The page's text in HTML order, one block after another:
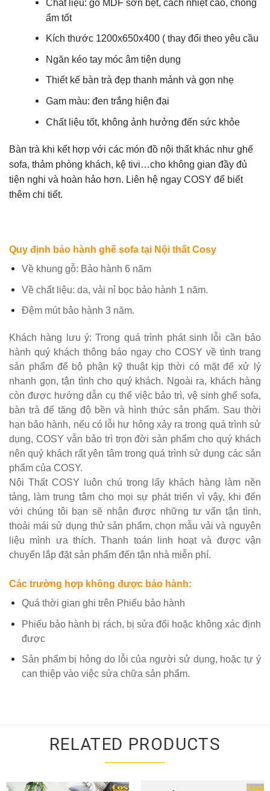
Chất liệu: gỗ MDF sơn bệt, cách nhiệt cao, chống
ẩm tốt
Kích thước 1200x650x400 ( thay đổi theo yêu cầu
Ngăn kéo tay móc âm tiện dụng
Thiết kế bàn trà đẹpthanh mảnh và gọn nhẹ
Gam màu: đen trắng hiện đại
Chất liệu tốt, không ảnh hưởng đến sức khỏe
Bàn trà khi kết hợp với các món đồ nội thất khác như ghế
sofa, thảm phòng khách, kệ tivi…cho không gian đầy đủ
tiện nghi và hoàn hảo hơn. Liên hệ ngay COSY để biết
thêm chi tiết.
Quy định bảo hành ghế sofa tại Nội thất Cosy
Về khung gỗ: Bảo hành 6 năm
Về chất liệu: da, vải nỉ bọc bảo hành 1 năm.
Đệm mút bảo hành 3 năm.
Khách hàng lưu ý: Trong quá trình phát sinh lỗi cần bảo
hành quý khách thông báo ngay cho COSY về tình trang
sản phẩm để bộ phận kỹ thuật kịp thời có mặt để xử lý
nhanh gọn, tận tình cho quý khách. Ngoài ra, khách hàng
còn được hướng dẫn cụ thể việc bảo trì, vệ sinh ghế sofa,
bàn trà để tăng độ bền và hình thức sản phẩm. Sau thời
hạn bảo hành, nếu có lỗi hư hỏng xảy ra trong quá trình sử
dụng, COSY vẫn bảo trì trọn đời sản phẩm cho quý khách
nên quý khách rất yên tâm trong quá trình sử dụng các sản
phẩm của COSY.
Nội Thất COSY luôn chú trọng lấy khách hàng làm nền
tảng, làm trung tâm cho mọi sự phát triển vì vậy, khi đến
với chúng tôi bạn sẽ nhận được những tư vấn tận tình,
thoải mái sử dụng thử sản phẩm, chọn mẫu vải và nguyên
liệu mình ưa thích. Thanh toán linh hoạt và được vận
chuyển lắp đặt sản phẩm đến tận nhà miễn phí.
Các trường hợp không được bảo hành:
Quá thời gian ghi trên Phiếu bảo hành
Phiếu bảo hành bị rách, bị sửa đổi hoặc không xác định
được
Sản phẩm bị hỏng do lỗi của người sử dụng, hoặc tự ý
can thiệp vào việc sửa chữa sản phẩm.
RELATED PRODUCTS